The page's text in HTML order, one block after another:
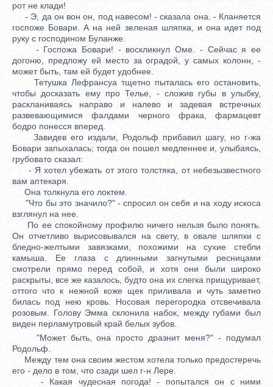
рот не клади!
- Э, да он вон он, под навесом! - сказала она. - Кланяется
госпоже Бовари. А на ней зеленая шляпка, и она идет под
руку с господином Буланже.
- Госпожа Бовари! - воскликнул Оме. - Сейчас я ее
догоню, предложу ей место за оградой, у самых колонн, -
может быть, там ей будет удобнее.
Тетушка Лефрансуа тщетно пыталась его остановить,
чтобы досказать ему про Телье, - сложив губы в улыбку,
раскланиваясь направо и налево и задевая встречных
развевающимися фалдами черного фрака, фармацевт
бодро понесся вперед.
Завидев его издали, Родольф прибавил шагу, но г-жа
Бовари запыхалась; тогда он пошел медленнее и, улыбаясь,
грубовато сказал:
- Я хотел убежать от этого толстяка, от небезызвестного
вам аптекаря.
Она толкнула его локтем.
"Что бы это значило?" - спросил он себя и на ходу искоса
взглянул на нее.
По ее спокойному профилю ничего нельзя было понять.
Он отчетливо вырисовывался на свету, в овале шляпки с
бледно-желтыми завязками, похожими на сухие стебли
камыша. Ее глаза с длинными загнутыми ресницами
смотрели прямо перед собой, и хотя они были широко
раскрыты, все же казалось, будто она их слегка прищуривает,
оттого что к нежной коже щек приливала и чуть заметно
билась под нею кровь. Носовая перегородка отсвечивала
розовым. Голову Эмма склонила набок, между губами был
виден перламутровый край белых зубов.
"Может быть, она просто дразнит меня?" - подумал
Родольф.
Между тем она своим жестом хотела только предостеречь
его - дело в том, что сзади шел г-н Лере.
- Какая чудесная погода! - попытался он с ними